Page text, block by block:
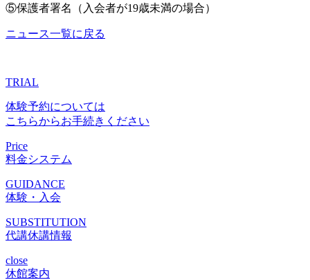
⑤保護者署名（入会者が19歳未満の場合）
ニュース一覧に戻る
TRIAL
体験予約については
こちらからお手続きください
Price
料金システム
GUIDANCE
体験・入会
SUBSTITUTION
代講休講情報
close
休館案内